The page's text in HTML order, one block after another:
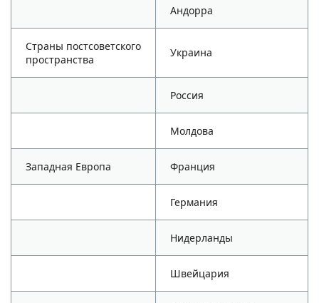
Андорра
Страны постсоветского
пространства
Украина
Россия
Молдова
Западная Европа Франция
Германия
Нидерланды
Швейцария